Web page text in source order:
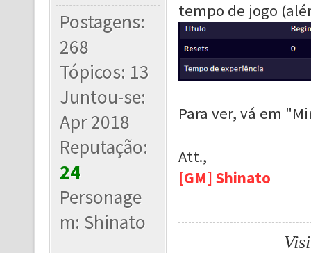
Postagens:
268
Tópicos: 13
Juntou-se:
Apr 2018
Reputação:
24
Personage
m: Shinato
tempo de jogo
Para ver, vá em
Att.,
[GM] Shinato